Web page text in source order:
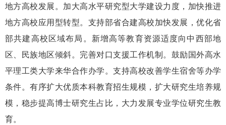
地方高校发展。加大高水平研究型大学建设力度，加快推进
地方高校应用型转型。支持部省合建高校加快发展，优化省
部共建高校区域布局。新增高等教育资源适度向中西部地
区、民族地区倾斜。完善对口支援工作机制。鼓励国外高水
平理工类大学来华合作办学。支持高校改善学生宿舍等办学
条件。有序扩大优质本科教育招生规模，扩大研究生培养规
模，稳步提高博士研究生占比，大力发展专业学位研究生教
育。